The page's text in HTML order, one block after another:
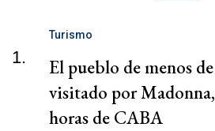
1.
Turismo
El pueblo de menos
visitado por
horas de CABA